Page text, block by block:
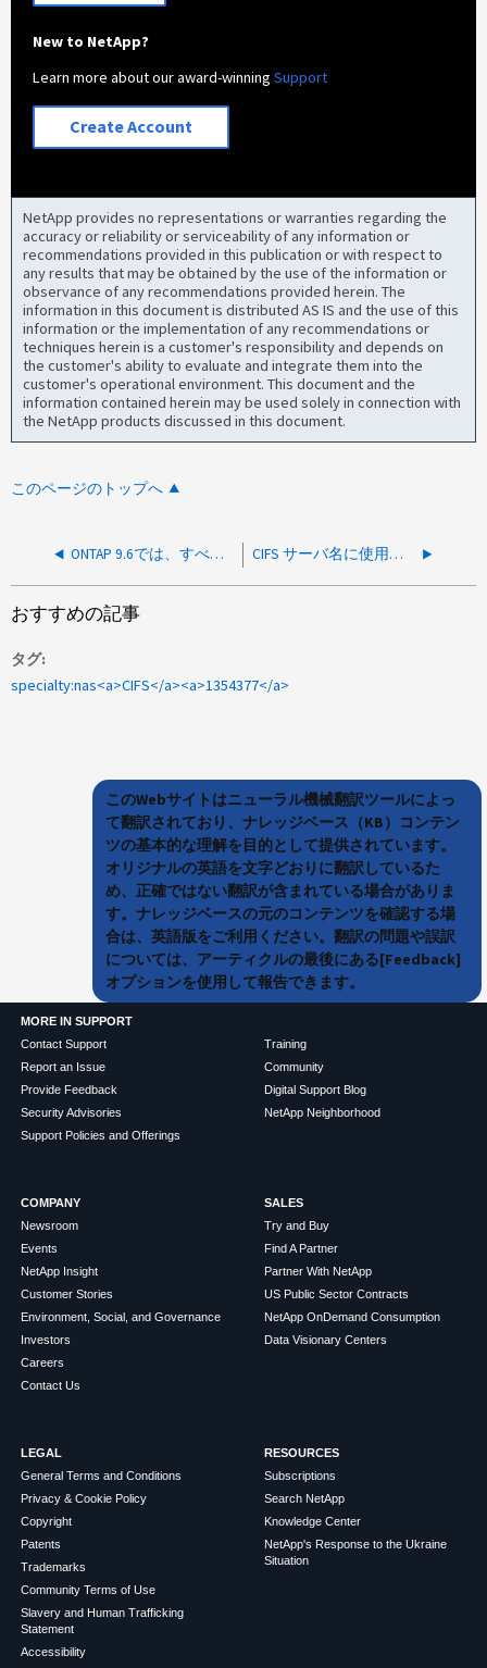
New to NetApp?
Learn more about our award-winningSupport
Create Account
NetApp provides no representations or warranties regarding the
accuracy or reliability or serviceability of any information or
recommendations provided in this publication or with respect to
any results that may be obtained by the use of the information or
observance of any recommendations provided herein. The
information in this document is distributed AS IS and the use of this
information or the implementation of any recommendations or
techniques herein is a customer's responsibility and depends on
the customer's ability to evaluate and integrate them into the
customer's operational environment. This document and the
information contained herein may be used solely in connection with
the NetApp products discussed in this document.
このページのトップへ
ONTAP 9.6では、すべてのCIFS共有にNTLM経由でアクセスできません。 CIFS サーバ名に使用できる DNS A ホストレコードがない場合、 SVM ですべての CIFS 共有にアクセスできません
おすすめの記事
タグ
specialty:nas<a>CIFS</a><a>1354377</a>
このWebサイトはニューラル機械翻訳ツールによっ
て翻訳されており、ナレッジベース（KB）コンテン
ツの基本的な理解を目的として提供されています。
オリジナルの英語を文字どおりに翻訳しているた
め、正確ではない翻訳が含まれている場合がありま
す。ナレッジベースの元のコンテンツを確認する場
合は、英語版をご利用ください。翻訳の問題や誤訳
については、アーティクルの最後にある[Feedback]
オプションを使用して報告できます。
MORE IN SUPPORT
Contact Support
Report an Issue
Provide Feedback
Security Advisories
Support Policies and Offerings
Training
Community
Digital Support Blog
NetApp Neighborhood
COMPANY
Newsroom
Events
NetApp Insight
Customer Stories
Environment, Social, and Governance
Investors
Careers
Contact Us
SALES
Try and Buy
Find A Partner
Partner With NetApp
US Public Sector Contracts
NetApp OnDemand Consumption
Data Visionary Centers
LEGAL
General Terms and Conditions
Privacy & Cookie Policy
Copyright
Patents
Trademarks
Community Terms of Use
Slavery and Human Trafficking
Statement
Accessibility
RESOURCES
Subscriptions
Search NetApp
Knowledge Center
NetApp's Response to the Ukraine
Situation